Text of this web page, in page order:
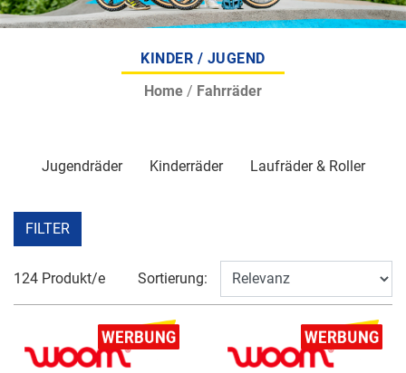
KINDER / JUGEND
Home / Fahrräder
Jugendräder Kinderräder Laufräder & Roller
FILTER
124 Produkt/e Sortierung: